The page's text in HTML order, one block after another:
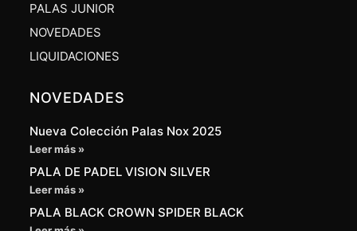
PALAS JUNIOR
NOVEDADES
LIQUIDACIONES
NOVEDADES
Nueva Colección Palas Nox 2025
Leer más »
PALA DE PADEL VISION SILVER
Leer más »
PALA BLACK CROWN SPIDER BLACK